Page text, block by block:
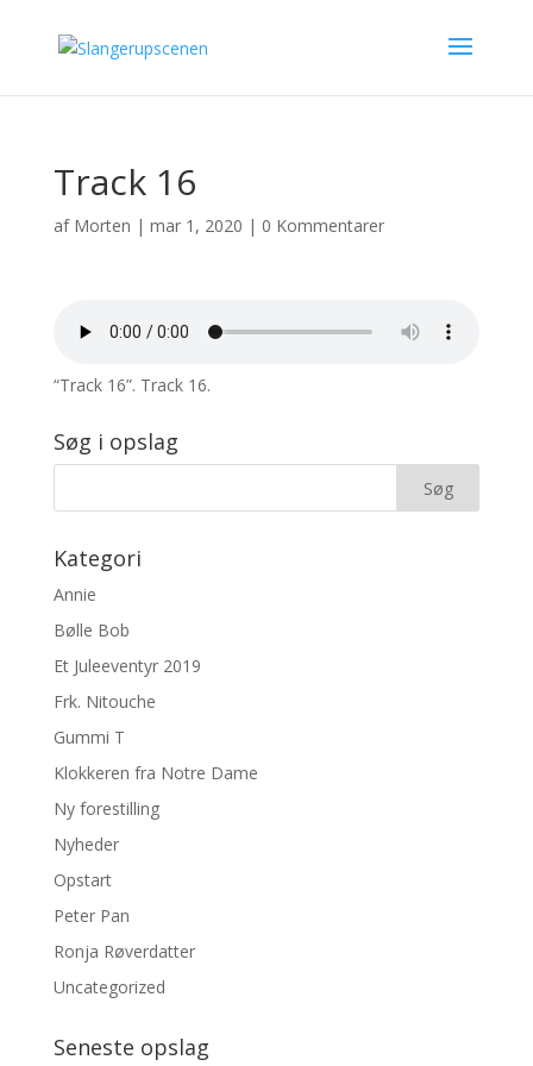
Track 16
af Morten | mar 1, 2020 | 0 Kommentarer
“Track 16”. Track 16.
Søg i opslag
Kategori
Annie
Bølle Bob
Et Juleeventyr 2019
Frk. Nitouche
Gummi T
Klokkeren fra Notre Dame
Ny forestilling
Nyheder
Opstart
Peter Pan
Ronja Røverdatter
Uncategorized
Seneste opslag